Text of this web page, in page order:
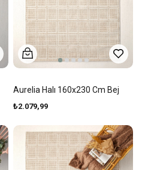
Aurelia Halı 160x230 Cm Bej
₺2.079,99